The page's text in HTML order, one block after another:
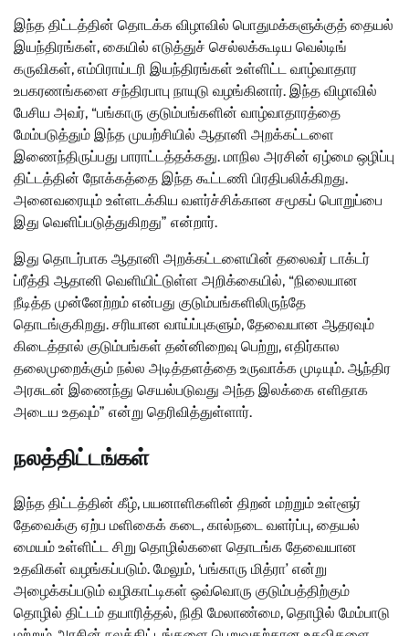
இந்த திட்டத்தின் தொடக்க விழாவில் பொதுமக்களுக்குத் தையல்
இயந்திரங்கள், கையில் எடுத்துச் செல்லக்கூடிய வெல்டிங்
கருவிகள், எம்பிராய்டரி இயந்திரங்கள் உள்ளிட்ட வாழ்வாதார
உபகரணங்களை சந்திரபாபு நாயுடு வழங்கினார். இந்த விழாவில்
பேசிய அவர், “பங்காரு குடும்பங்களின் வாழ்வாதாரத்தை
மேம்படுத்தும் இந்த முயற்சியில் ஆதானி அறக்கட்டளை
இணைந்திருப்பது பாராட்டத்தக்கது. மாநில அரசின் ஏழ்மை ஒழிப்பு
திட்டத்தின் நோக்கத்தை இந்த கூட்டணி பிரதிபலிக்கிறது.
அனைவரையும் உள்ளடக்கிய வளர்ச்சிக்கான சமூகப் பொறுப்பை
இது வெளிப்படுத்துகிறது” என்றார்.
இது தொடர்பாக ஆதானி அறக்கட்டளையின் தலைவர் டாக்டர்
ப்ரீத்தி ஆதானி வெளியிட்டுள்ள அறிக்கையில், “நிலையான
நீடித்த முன்னேற்றம் என்பது குடும்பங்களிலிருந்தே
தொடங்குகிறது. சரியான வாய்ப்புகளும், தேவையான ஆதரவும்
கிடைத்தால் குடும்பங்கள் தன்னிறைவு பெற்று, எதிர்கால
தலைமுறைக்கும் நல்ல அடித்தளத்தை உருவாக்க முடியும். ஆந்திர
அரசுடன் இணைந்து செயல்படுவது அந்த இலக்கை எளிதாக
அடைய உதவும்” என்று தெரிவித்துள்ளார்.
நலத்திட்டங்கள்
இந்த திட்டத்தின் கீழ், பயனாளிகளின் திறன் மற்றும் உள்ளூர்
தேவைக்கு ஏற்ப மளிகைக் கடை, கால்நடை வளர்ப்பு, தையல்
மையம் உள்ளிட்ட சிறு தொழில்களை தொடங்க தேவையான
உதவிகள் வழங்கப்படும். மேலும், ‘பங்காரு மித்ரா’ என்று
அழைக்கப்படும் வழிகாட்டிகள் ஒவ்வொரு குடும்பத்திற்கும்
தொழில் திட்டம் தயாரித்தல், நிதி மேலாண்மை, தொழில் மேம்பாடு